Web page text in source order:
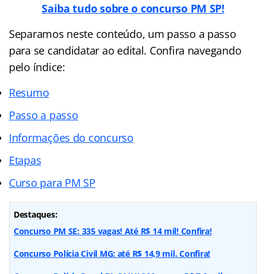
Saiba tudo sobre o concurso PM SP!
Separamos neste conteúdo, um passo a passo
para se candidatar ao edital. Confira navegando
pelo índice:
Resumo
Passo a passo
Informações do concurso
Etapas
Curso para PM SP
Destaques:
Concurso PM SE: 335 vagas! Até R$ 14 mil! Confira!
Concurso Polícia Civil MG: até R$ 14,9 mil. Confira!